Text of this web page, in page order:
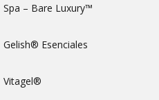
Spa – Bare Luxury™
Gelish® Esenciales
Vitagel®